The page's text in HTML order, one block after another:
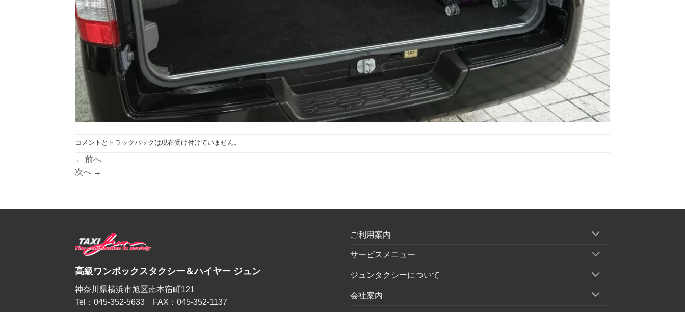
コメントとトラックバックは現在受け付けていません。
← 前へ
次へ →
高級ワンボックスタクシー＆ハイヤー ジュン
神奈川県横浜市旭区南本宿町121
Tel：045-352-5633 FAX：045-352-1137
ご利用案内
サービスメニュー
ジュンタクシーについて
会社案内